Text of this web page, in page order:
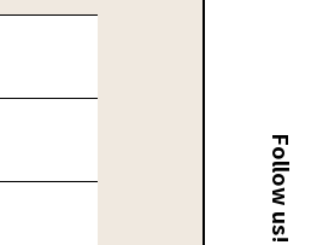
Follow us!